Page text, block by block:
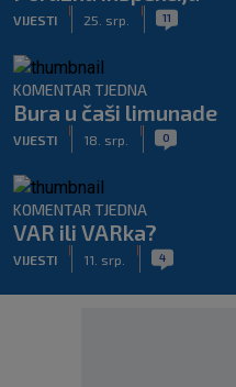
VIJESTI 25. srp. 11
KOMENTAR TJEDNA
Bura u čaši limunade
VIJESTI 18. srp. 0
KOMENTAR TJEDNA
VAR ili VARka?
VIJESTI 11. srp. 4